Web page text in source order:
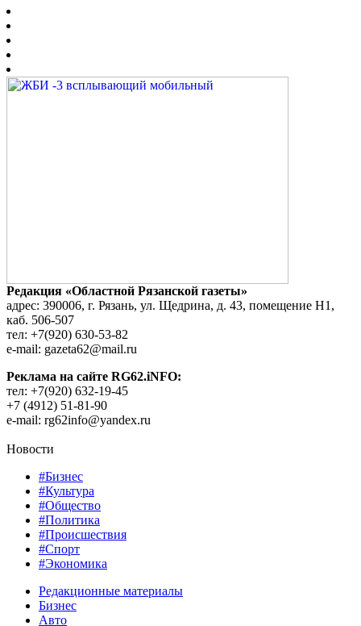
Редакция «Областной Рязанской газеты»
адрес: 390006, г. Рязань, ул. Щедрина, д. 43, помещение Н1,
каб. 506-507
тел: +7(920) 630-53-82
e-mail: gazeta62@mail.ru
Реклама на сайте RG62.iNFO:
тел: +7(920) 632-19-45
+7 (4912) 51-81-90
e-mail: rg62info@yandex.ru
Новости
#Бизнес
#Культура
#Общество
#Политика
#Происшествия
#Спорт
#Экономика
Редакционные материалы
Бизнес
Авто